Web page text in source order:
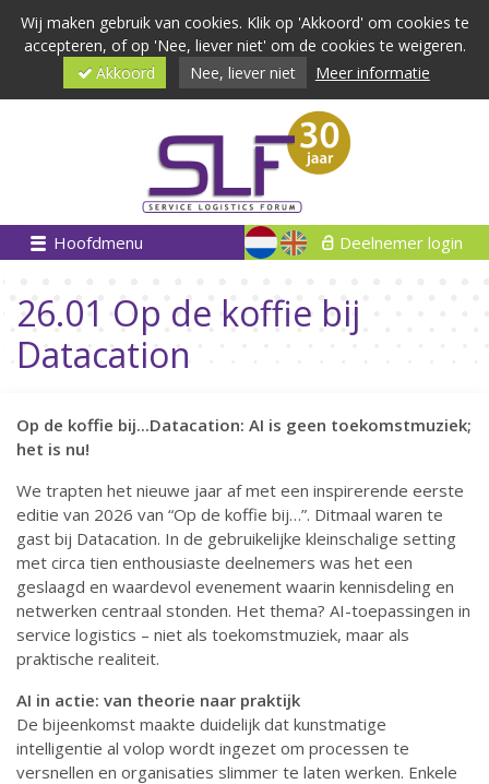
Wij maken gebruik van cookies. Klik op 'Akkoord' om cookies te
accepteren, of op 'Nee, liever niet' om de cookies te weigeren.
Akkoord
Nee, liever niet Meer informatie
Hoofdmenu Deelnemer login
26.01 Op de koffie bij
Datacation
Op de koffie bij...Datacation: AI is geen toekomstmuziek;
het is nu!
We trapten het nieuwe jaar af met een inspirerende eerste
editie van 2026 van “Op de koffie bij…”. Ditmaal waren te
gast bij Datacation. In de gebruikelijke kleinschalige setting
met circa tien enthousiaste deelnemers was het een
geslaagd en waardevol evenement waarin kennisdeling en
netwerken centraal stonden. Het thema? AI-toepassingen in
service logistics – niet als toekomstmuziek, maar als
praktische realiteit.
AI in actie: van theorie naar praktijk
De bijeenkomst maakte duidelijk dat kunstmatige
intelligentie al volop wordt ingezet om processen te
versnellen en organisaties slimmer te laten werken. Enkele